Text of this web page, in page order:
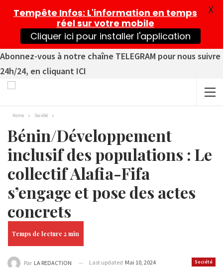
Abonnez-vous à notre chaîne TELEGRAM pour nous suivre
24h/24, en cliquant ICI
Home Société
Bénin/Développement
inclusif des populations : Le
collectif Alafia-Fifa
s’engage et pose des actes
concrets
Société
Par LA REDACTION Last updated Mai 10, 2024
Tempête Infos: L'information en temps
réel sur votre mobile
Cliquer ici pour installer l'application
X